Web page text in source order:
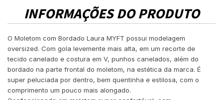
INFORMAÇÕES DO PRODUTO
O Moletom com Bordado Laura MYFT possui modelagem
oversized. Com gola levemente mais alta, em um recorte de
tecido canelado e costura em V, punhos canelados, além do
bordado na parte frontal do moletom, na estética da marca. É
super peluciada por dentro, bem quentinha e estilosa, com o
comprimento um pouco mais alongado.